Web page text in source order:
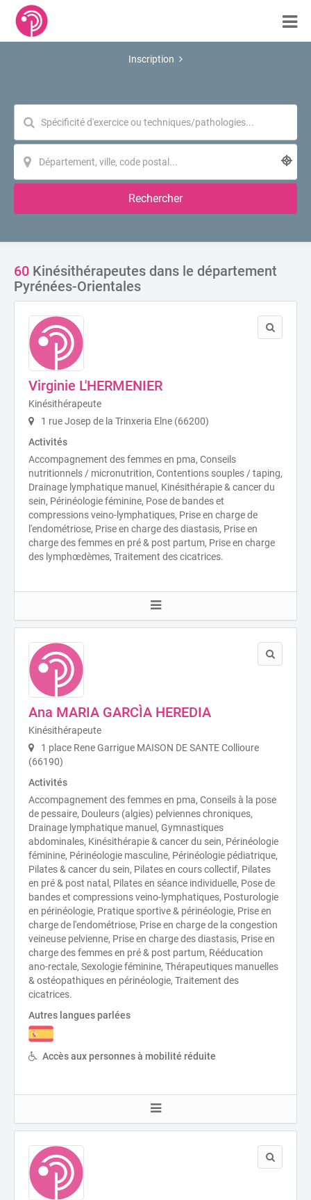
Inscription
Rechercher
60 Kinésithérapeutes dans le département
Pyrénées-Orientales
Virginie L'HERMENIER
Kinésithérapeute
1 rue Josep de la Trinxeria Elne (66200)
Activités
Accompagnement des femmes en pma, Conseils
nutritionnels / micronutrition, Contentions souples / taping,
Drainage lymphatique manuel, Kinésithérapie & cancer du
sein, Périnéologie féminine, Pose de bandes et
compressions veino-lymphatiques, Prise en charge de
l'endométriose, Prise en charge des diastasis, Prise en
charge des femmes en pré & post partum, Prise en charge
des lymphœdèmes, Traitement des cicatrices.
Ana MARIA GARCÌA HEREDIA
Kinésithérapeute
1 place Rene Garrigue MAISON DE SANTE Collioure
(66190)
Activités
Accompagnement des femmes en pma, Conseils à la pose
de pessaire, Douleurs (algies) pelviennes chroniques,
Drainage lymphatique manuel, Gymnastiques
abdominales, Kinésithérapie & cancer du sein, Périnéologie
féminine, Périnéologie masculine, Périnéologie pédiatrique,
Pilates & cancer du sein, Pilates en cours collectif, Pilates
en pré & post natal, Pilates en séance individuelle, Pose de
bandes et compressions veino-lymphatiques, Posturologie
en périnéologie, Pratique sportive & périnéologie, Prise en
charge de l'endométriose, Prise en charge de la congestion
veineuse pelvienne, Prise en charge des diastasis, Prise en
charge des femmes en pré & post partum, Rééducation
ano-rectale, Sexologie féminine, Thérapeutiques manuelles
& ostéopathiques en périnéologie, Traitement des
cicatrices.
Autres langues parlées
Accès aux personnes à mobilité réduite